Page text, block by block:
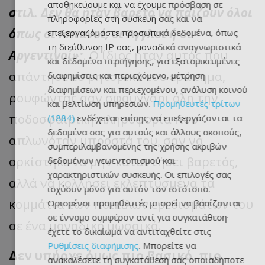
στιλ. Δεν θα ήταν βαρετό να παίζουν όλοι
όπως οι Ισπανοί, οι Άγγλοι ή οι
Αργεντινοί»;. Ο ίδιος ήταν αυτός που
απάντησε το ρητορικό του ερώτημα,
ρουφώντας σαν σφουγγάρι όλη την
ποδοσφαιρική πληροφορία που
απλωνόταν μπροστά του, σαν να
ορκίστηκε να μην καταντήσει βαρετός,
αλλά να κολλήσει εκλεπτυσμένα τα
κομμάτια των ποικίλων ερεθισμάτων του
σε ένα μοναδικό μωσαϊκό.
Δεν υπήρχε όμως πιο βασικό, πιο
αποθηκεύουμε και να έχουμε πρόσβαση σε
πληροφορίες στη συσκευή σας και να
επεξεργαζόμαστε προσωπικά δεδομένα, όπως
τη διεύθυνση IP σας, μοναδικά αναγνωριστικά
και δεδομένα περιήγησης, για εξατομικευμένες
διαφημίσεις και περιεχόμενο, μέτρηση
διαφημίσεων και περιεχομένου, ανάλυση κοινού
και βελτίωση υπηρεσιών.Προμηθευτές τρίτων
(1884)ενδέχεται επίσης να επεξεργάζονται τα
δεδομένα σας για αυτούς και άλλους σκοπούς,
συμπεριλαμβανομένης της χρήσης ακριβών
δεδομένων γεωεντοπισμού και
χαρακτηριστικών συσκευής. Οι επιλογές σας
ισχύουν μόνο για αυτόν τον ιστότοπο.
Ορισμένοι προμηθευτές μπορεί να βασίζονται
σε έννομο συμφέρον αντί για συγκατάθεση·
έχετε το δικαίωμα να αντιταχθείτε στις
Ρυθμίσεις διαφήμισης. Μπορείτε να
ανακαλέσετε τη συγκατάθεσή σας οποιαδήποτε